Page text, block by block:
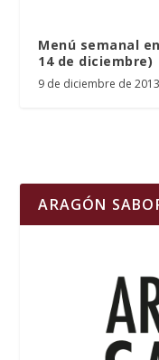
Menú semanal
14 de diciembre)
9 de diciembre de 2013
ARAGÓN